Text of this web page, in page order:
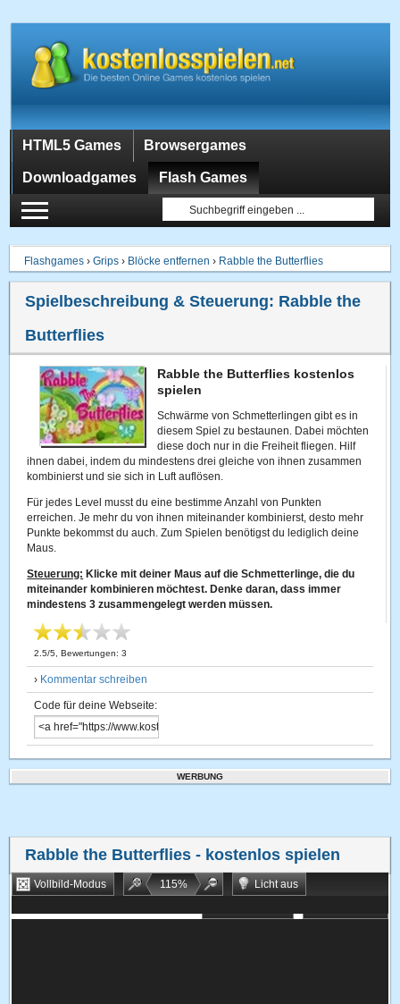
HTML5 Games Browsergames
Downloadgames Flash Games
Flashgames ›Grips › Blöcke entfernen › Rabble the Butterflies
Spielbeschreibung & Steuerung: Rabble the
Butterflies
Rabble the Butterflies kostenlos
spielen
Schwärme von Schmetterlingen gibt es in
diesem Spiel zu bestaunen. Dabei möchten
diese doch nur in die Freiheit fliegen. Hilf
ihnen dabei, indem du mindestens drei gleiche von ihnen zusammen
kombinierst und sie sich in Luft auflösen.
Für jedes Level musst du eine bestimme Anzahl von Punkten
erreichen. Je mehr du von ihnen miteinander kombinierst, desto mehr
Punkte bekommst du auch. Zum Spielen benötigst du lediglich deine
Maus.
Steuerung: Klicke mit deiner Maus auf die Schmetterlinge, die du
miteinander kombinieren möchtest. Denke daran, dass immer
mindestens 3 zusammengelegt werden müssen.
2.5/5 , Bewertungen:3
› Kommentar schreiben
Code für deine Webseite:
WERBUNG
Rabble the Butterflies - kostenlos spielen
Vollbild-Modus 115%
Licht aus